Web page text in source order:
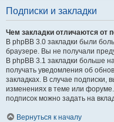
Подписки и закладки
Чем закладки отличаются от
В phpBB 3.0 закладки были
браузере. Вы не получали
В phpBB 3.1 закладки больше
получать уведомления об
закладках. В случае подписки,
изменениях в теме или
подписок можно задать на
Вернуться к началу